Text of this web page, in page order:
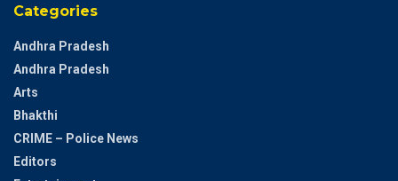
Categories
Andhra Pradesh
Andhra Pradesh
Arts
Bhakthi
CRIME – Police News
Editors